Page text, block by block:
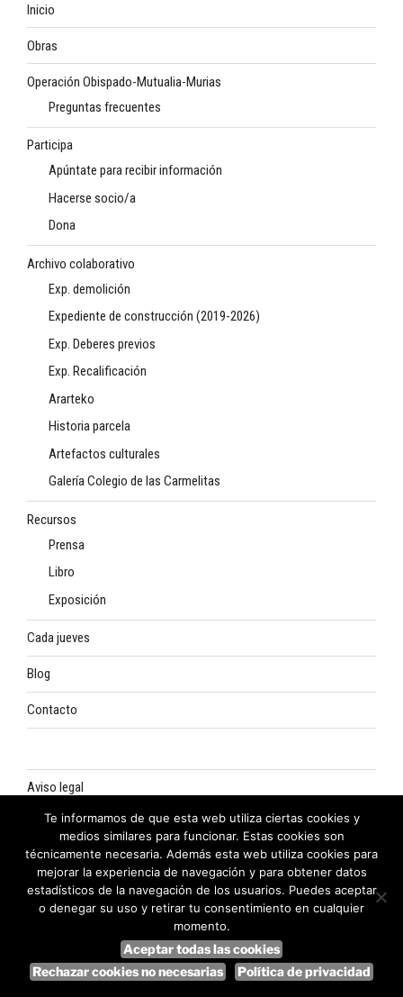
Inicio
Obras
Operación Obispado-Mutualia-Murias
Preguntas frecuentes
Participa
Apúntate para recibir información
Hacerse socio/a
Dona
Archivo colaborativo
Exp. demolición
Expediente de construcción (2019-2026)
Exp. Deberes previos
Exp. Recalificación
Ararteko
Historia parcela
Artefactos culturales
Galería Colegio de las Carmelitas
Recursos
Prensa
Libro
Exposición
Cada jueves
Blog
Contacto
Aviso legal
Política de privacidad
Política de cookies
Funciona gracias a WordPress
Te informamos de que esta web utiliza ciertas cookies y
medios similares para funcionar. Estas cookies son
técnicamente necesaria. Además esta web utiliza cookies para
mejorar la experiencia de navegación y para obtener datos
estadísticos de la navegación de los usuarios. Puedes aceptar
o denegar su uso y retirar tu consentimiento en cualquier
momento.
Aceptar todas las cookies
Rechazar cookies no necesarias
Política de privacidad